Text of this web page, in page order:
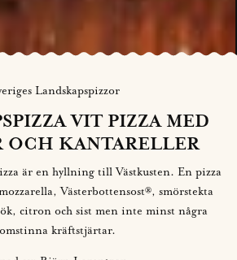
Landskapspizzor
VIT PIZZA MED
OCH KANTARELLER
är en hyllning till Västkusten. En pizza
Västerbottensost®, smörstekta
citron och sist men inte minst några
kräftstjärtar.